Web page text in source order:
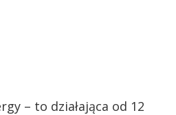
– to działająca od 12